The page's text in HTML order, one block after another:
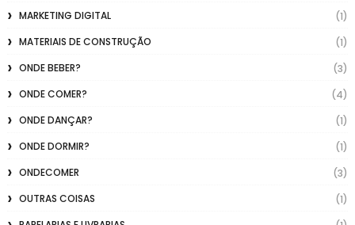
MARKETING DIGITAL
(1)
MATERIAIS DE CONSTRUÇÃO
(1)
ONDE BEBER?
(3)
ONDE COMER?
(4)
ONDE DANÇAR?
(1)
ONDE DORMIR?
(1)
ONDECOMER
(3)
OUTRAS COISAS
(1)